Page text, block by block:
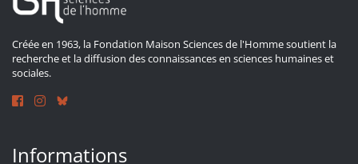
Créée en 1963, la Fondation Maison Sciences de l'Homme soutient la
recherche et la diffusion des connaissances en sciences humaines et
sociales.
Informations